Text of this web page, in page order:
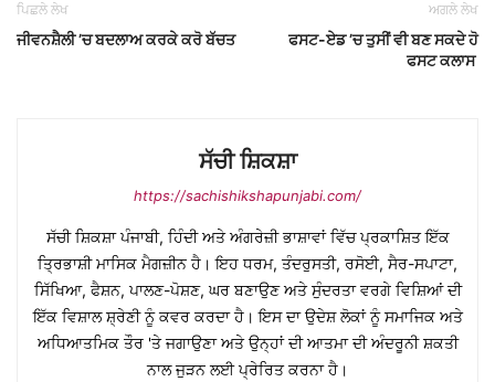
ਪਿਛਲੇ ਲੇਖ
ਜੀਵਨਸ਼ੈਲੀ ’ਚ ਬਦਲਾਅ ਕਰਕੇ ਕਰੋ ਬੱਚਤ
ਅਗਲੇ ਲੇਖ
ਫਸਟ-ਏਡ ’ਚ ਤੁਸੀਂ ਵੀ ਬਣ ਸਕਦੇ ਹੋ
ਫਸਟ ਕਲਾਸ
ਸੱਚੀ ਸ਼ਿਕਸ਼ਾ
https://sachishikshapunjabi.com/
ਸੱਚੀ ਸ਼ਿਕਸ਼ਾ ਪੰਜਾਬੀ, ਹਿੰਦੀ ਅਤੇ ਅੰਗਰੇਜ਼ੀ ਭਾਸ਼ਾਵਾਂ ਵਿੱਚ ਪ੍ਰਕਾਸ਼ਿਤ ਇੱਕ
ਤ੍ਰਿਭਾਸ਼ੀ ਮਾਸਿਕ ਮੈਗਜ਼ੀਨ ਹੈ। ਇਹ ਧਰਮ, ਤੰਦਰੁਸਤੀ, ਰਸੋਈ, ਸੈਰ-ਸਪਾਟਾ,
ਸਿੱਖਿਆ, ਫੈਸ਼ਨ, ਪਾਲਣ-ਪੋਸ਼ਣ, ਘਰ ਬਣਾਉਣ ਅਤੇ ਸੁੰਦਰਤਾ ਵਰਗੇ ਵਿਸ਼ਿਆਂ ਦੀ
ਇੱਕ ਵਿਸ਼ਾਲ ਸ਼੍ਰੇਣੀ ਨੂੰ ਕਵਰ ਕਰਦਾ ਹੈ। ਇਸ ਦਾ ਉਦੇਸ਼ ਲੋਕਾਂ ਨੂੰ ਸਮਾਜਿਕ ਅਤੇ
ਅਧਿਆਤਮਿਕ ਤੌਰ 'ਤੇ ਜਗਾਉਣਾ ਅਤੇ ਉਨ੍ਹਾਂ ਦੀ ਆਤਮਾ ਦੀ ਅੰਦਰੂਨੀ ਸ਼ਕਤੀ
ਨਾਲ ਜੁੜਨ ਲਈ ਪ੍ਰੇਰਿਤ ਕਰਨਾ ਹੈ।